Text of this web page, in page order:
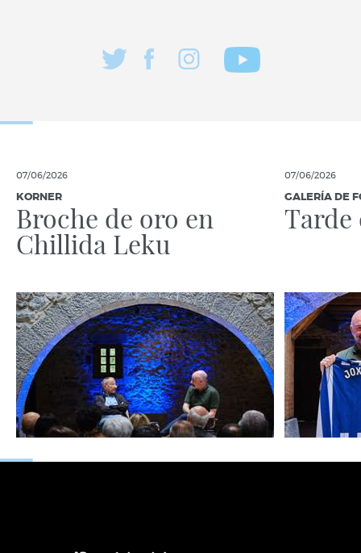
07/06/2026
KORNER
Broche de oro en
Chillida Leku
07/06/2026
GALERÍA DE
Tarde